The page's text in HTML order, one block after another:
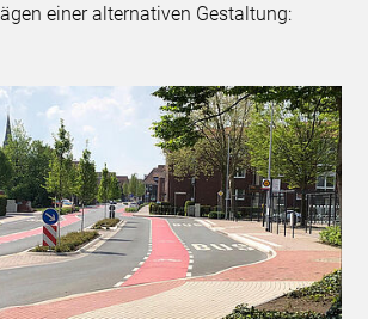
einer alternativen Gestaltung: